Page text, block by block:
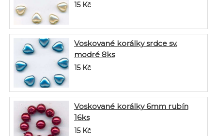
15 Kč
Voskované korálky srdce sv.
modré 8ks
15 Kč
Voskované korálky 6mm rubín
16ks
15 Kč